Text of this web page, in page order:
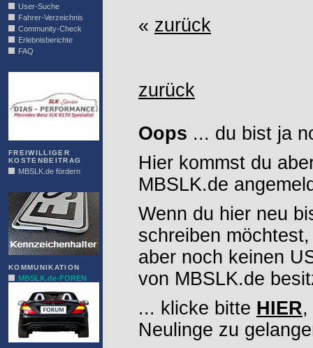
User-Suche
Fahrer-Verzeichnis
Community-Check
Erlebnisberichte
FAQ
FREIWILLIGER
KOSTENBEITRAG
MBSLK.de fördern
KOMMUNIKATION
MBSLK.de-FOREN
« zurück
zurück
Oops ... du bist ja
Hier kommst du
MBSLK.de
Wenn du hier neu
schreiben möchtest,
aber noch keinen
von MBSLK.de
... klicke bitte HIER,
Neulinge zu